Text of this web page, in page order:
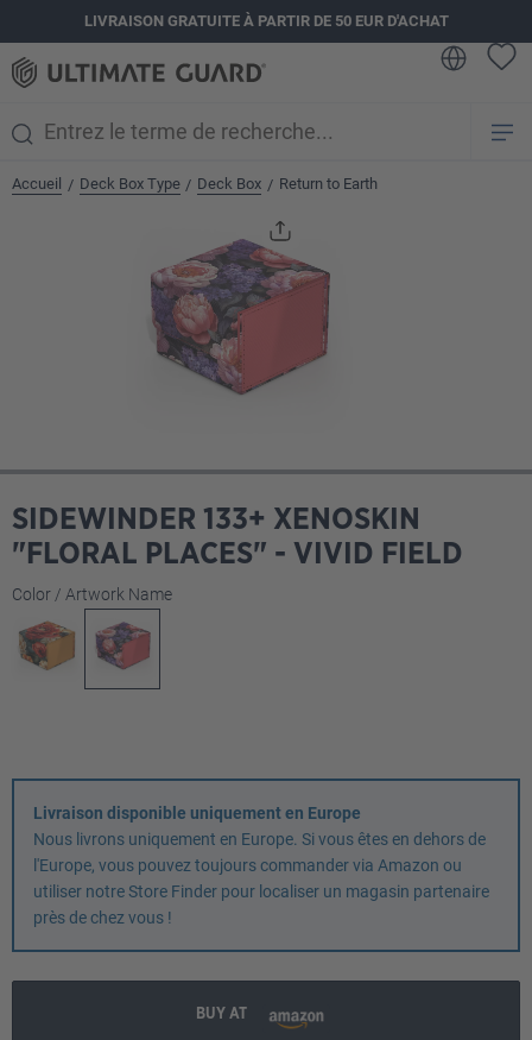
principalLIVRAISON GRATUITE À PARTIR DE 50 EUR D'ACHAT
Accueil / Deck Box Type / Deck Box / Return to Earth
SIDEWINDER 133+ XENOSKIN
"FLORAL PLACES" - VIVID FIELD
Sélectionnez
Color / Artwork Name
Livraison disponible uniquement en Europe
Nous livrons uniquement en Europe. Si vous êtes en dehors de
l'Europe, vous pouvez toujours commander via Amazon ou
utiliser notre Store Finder pour localiser un magasin partenaire
près de chez vous !
BUY AT